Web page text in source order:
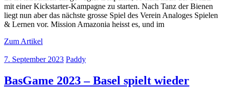
mit einer Kickstarter-Kampagne zu starten. Nach Tanz der Bienen
liegt nun aber das nächste grosse Spiel des Verein Analoges Spielen
& Lernen vor. Mission Amazonia heisst es, und im
Zum Artikel
7. September 2023 Paddy
BasGame 2023 – Basel spielt wieder